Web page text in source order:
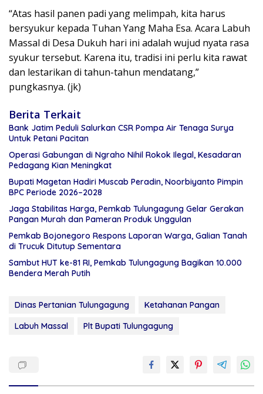
“Atas hasil panen padi yang melimpah, kita harus
bersyukur kepada Tuhan Yang Maha Esa. Acara Labuh
Massal di Desa Dukuh hari ini adalah wujud nyata rasa
syukur tersebut. Karena itu, tradisi ini perlu kita rawat
dan lestarikan di tahun-tahun mendatang,”
pungkasnya. (jk)
Berita Terkait
Bank Jatim Peduli Salurkan CSR Pompa Air Tenaga Surya
Untuk Petani Pacitan
Operasi Gabungan di Ngraho Nihil Rokok Ilegal, Kesadaran
Pedagang Kian Meningkat
Bupati Magetan Hadiri Muscab Peradin, Noorbiyanto Pimpin
BPC Periode 2026–2028
Jaga Stabilitas Harga, Pemkab Tulungagung Gelar Gerakan
Pangan Murah dan Pameran Produk Unggulan
Pemkab Bojonegoro Respons Laporan Warga, Galian Tanah
di Trucuk Ditutup Sementara
Sambut HUT ke-81 RI, Pemkab Tulungagung Bagikan 10.000
Bendera Merah Putih
Dinas Pertanian Tulungagung
Ketahanan Pangan
Labuh Massal
Plt Bupati Tulungagung